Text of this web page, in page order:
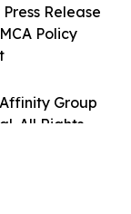
Group
All Rights
Release
Policy